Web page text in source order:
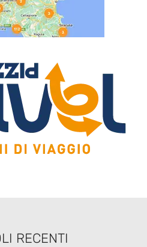
RECENTI